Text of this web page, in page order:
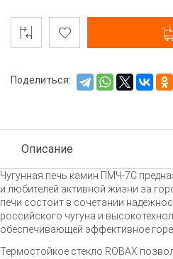
Поделиться:
Описание
Чугунная печь камин ПМЧ-7С
и любителей активной жизни за
печи состоит в сочетании
российского чугуна и
обеспечивающей эффективное
Термостойкое стекло ROBAX